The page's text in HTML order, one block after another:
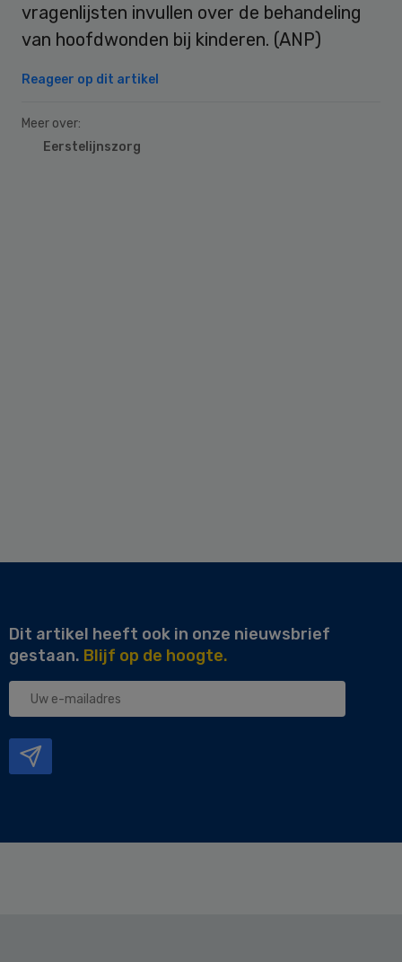
vragenlijsten invullen over de behandeling
van hoofdwonden bij kinderen. (ANP)
Reageer op dit artikel
Meer over:
Eerstelijnszorg
Dit artikel heeft ook in onze nieuwsbrief
gestaan. Blijf op de hoogte.
Uw